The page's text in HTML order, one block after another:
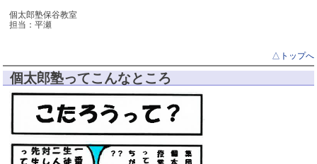
個太郎塾保谷教室
担当：平瀬
△トップへ
個太郎塾ってこんなところ